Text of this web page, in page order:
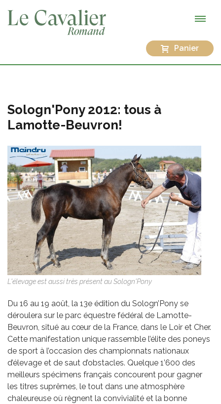
Panier
Sologn'Pony 2012: tous à
Lamotte-Beuvron!
L'élevage est aussi très présent au Sologn'Pony
Du 16 au 19 août, la 13e édition du Sologn’Pony se
déroulera sur le parc équestre fédéral de Lamotte-
Beuvron, situé au cœur de la France, dans le Loir et Cher.
Cette manifestation unique rassemble l’élite des poneys
de sport à l’occasion des championnats nationaux
d’élevage et de saut d’obstacles. Quelque 1’600 des
meilleurs spécimens français concourent pour gagner
les titres suprêmes, le tout dans une atmosphère
chaleureuse où règnent la convivialité et la bonne